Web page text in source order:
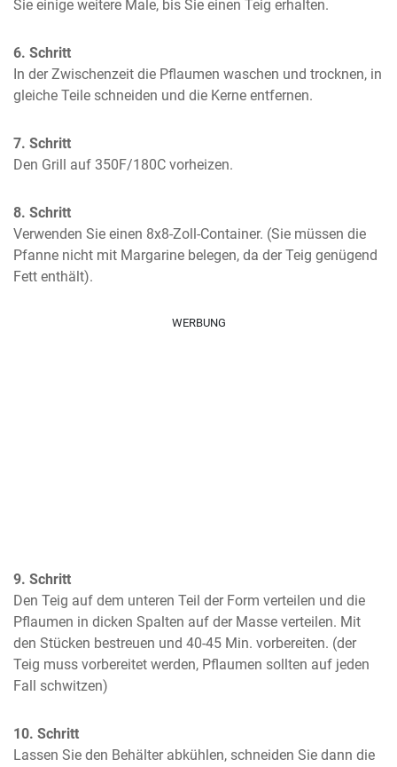
Sie einige weitere Male, bis Sie einen Teig erhalten.
6. Schritt
In der Zwischenzeit die Pflaumen waschen und trocknen, in
gleiche Teile schneiden und die Kerne entfernen.
7. Schritt
Den Grill auf 350F/180C vorheizen.
8. Schritt
Verwenden Sie einen 8x8-Zoll-Container. (Sie müssen die
Pfanne nicht mit Margarine belegen, da der Teig genügend
Fett enthält).
WERBUNG
9. Schritt
Den Teig auf dem unteren Teil der Form verteilen und die
Pflaumen in dicken Spalten auf der Masse verteilen. Mit
den Stücken bestreuen und 40-45 Min. vorbereiten. (der
Teig muss vorbereitet werden, Pflaumen sollten auf jeden
Fall schwitzen)
10. Schritt
Lassen Sie den Behälter abkühlen, schneiden Sie dann die